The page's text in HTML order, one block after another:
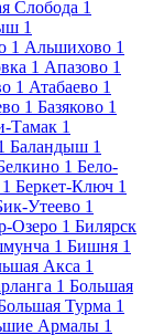
Слобода 1
1
1 Альшихово 1
1 Апазово 1
1 Атабаево 1
1 Базяково 1
Тамак 1
Баландыш 1
1 Бело-
1 Беркет-Ключ 1
Утеево 1
Озеро 1 Билярск
1 Бишня 1
Акса 1
1 Большая
Турма 1
Армалы 1